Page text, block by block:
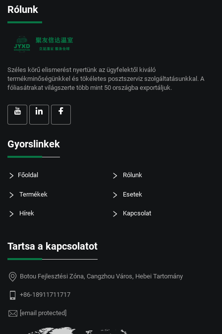
Rólunk
Széles körű elismerést nyertünk az ügyfelektől kiváló
termékminőségünkkel és tökéletes posztszerviz szolgáltatásunkkal. A
fóliasátrakat világszerte több mint 50 országba exportáljuk.
Gyorslinkek
Főoldal Rólunk
Termékek Esetek
Hírek Kapcsolat
Tartsa a kapcsolatot
Botou Fejlesztési Zóna, Cangzhou Város, Hebei Tartomány
+86-18911711717
[email protected]